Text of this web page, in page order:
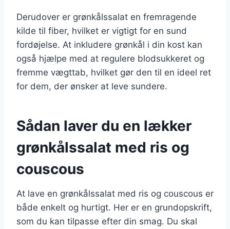
Derudover er grønkålssalat en fremragende
kilde til fiber, hvilket er vigtigt for en sund
fordøjelse. At inkludere grønkål i din kost kan
også hjælpe med at regulere blodsukkeret og
fremme vægttab, hvilket gør den til en ideel ret
for dem, der ønsker at leve sundere.
Sådan laver du en lækker
grønkålssalat med ris og
couscous
At lave en grønkålssalat med ris og couscous er
både enkelt og hurtigt. Her er en grundopskrift,
som du kan tilpasse efter din smag. Du skal